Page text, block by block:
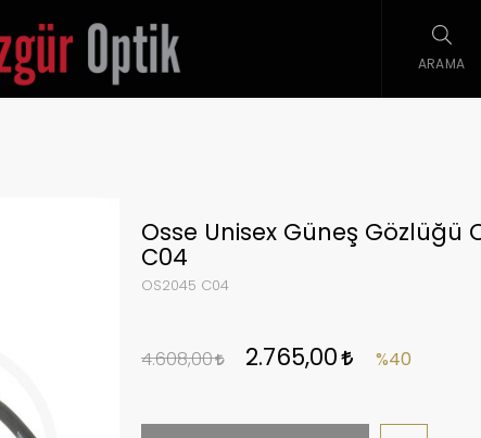
ARAMA
Osse Unisex Güneş Gözlüğü
C04
OS2045 C04
4.608,00 2.765,00 %40